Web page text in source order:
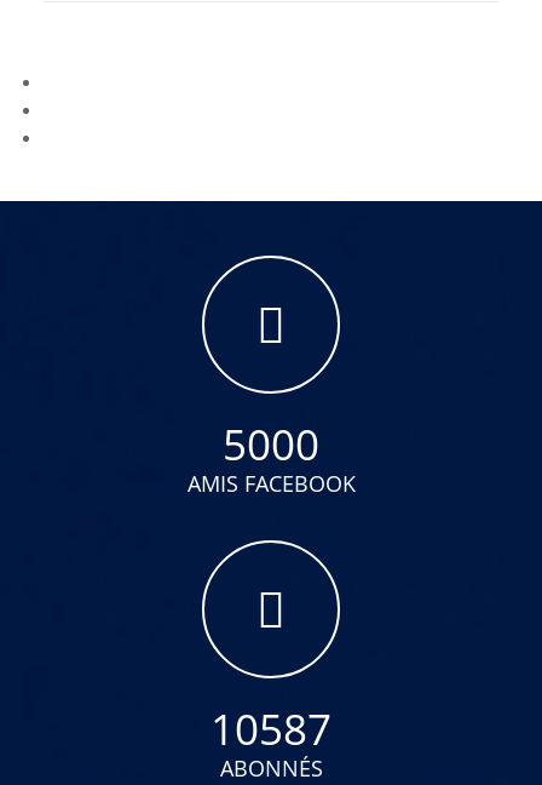
5000
AMIS FACEBOOK
10587
ABONNÉS